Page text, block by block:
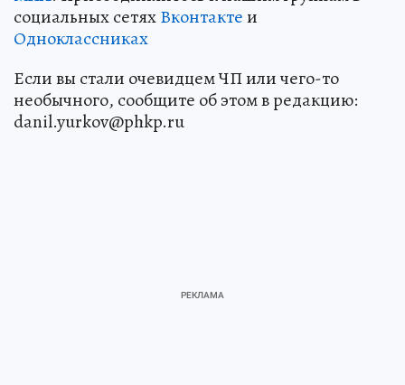
социальных сетяхВконтактеи
Одноклассниках
Если вы стали очевидцем ЧП или чего-то
необычного, сообщите об этом в редакцию:
danil.yurkov@phkp.ru